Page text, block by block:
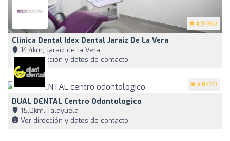
4.9 (96)
Clínica Dental Idex Dental Jaraíz De La Vera
14,4km, Jaraíz de la Vera
Ver dirección y datos de contacto
4.8 (22)
DUAL DENTAL Centro Odontologico
15,0km, Talayuela
Ver dirección y datos de contacto